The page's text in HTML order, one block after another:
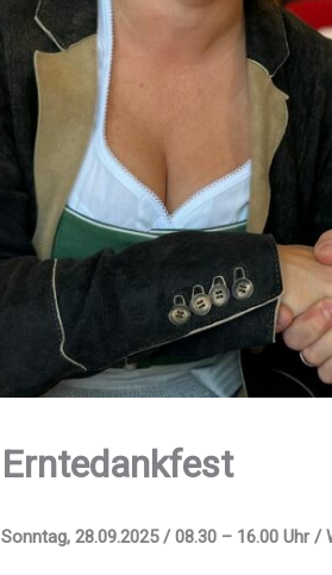
Erntedank­fest
Sonntag, 28.09.2025 / 08.30 – 16.00 Uhr